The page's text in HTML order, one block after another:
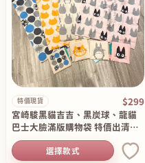
特價現貨 $299
宮崎駿黑貓吉吉、黑炭球、龍貓
巴士大臉滿版購物袋 特價出清現
貨原價435
選擇款式